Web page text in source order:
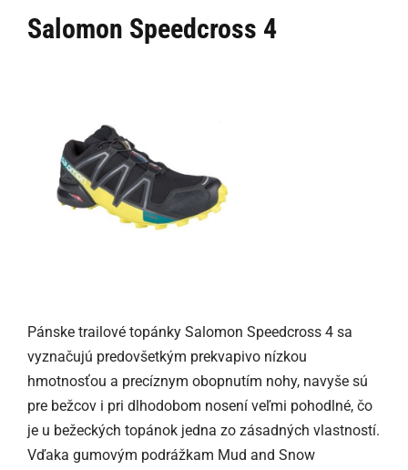
Salomon Speedcross 4
Pánske trailové topánky Salomon Speedcross 4 sa
vyznačujú predovšetkým prekvapivo nízkou
hmotnosťou a precíznym obopnutím nohy, navyše sú
pre bežcov i pri dlhodobom nosení veľmi pohodlné, čo
je u bežeckých topánok jedna zo zásadných vlastností.
Vďaka gumovým podrážkam Mud and Snow